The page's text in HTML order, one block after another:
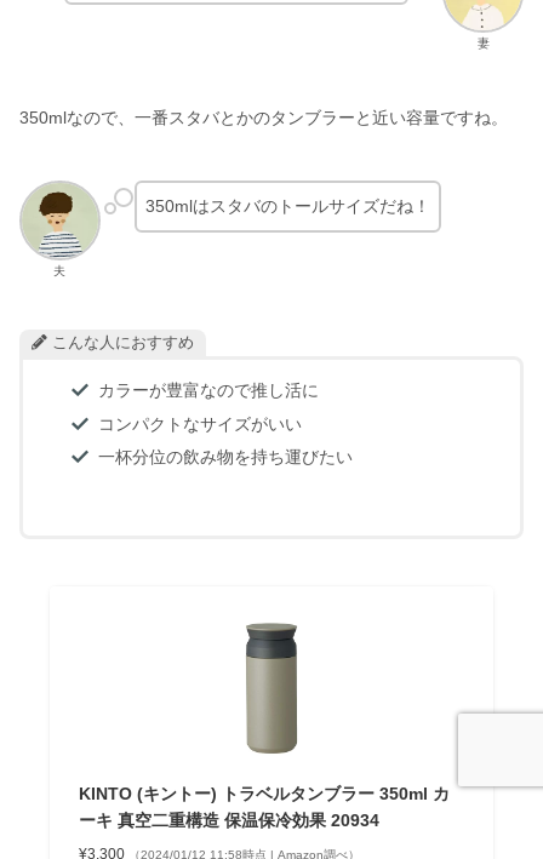
妻
350mlなので、一番スタバとかのタンブラーと近い容量ですね。
夫
350mlはスタバのトールサイズだね！
こんな人におすすめ
カラーが豊富なので推し活に
コンパクトなサイズがいい
一杯分位の飲み物を持ち運びたい
KINTO (キントー) トラベルタンブラー 350ml カ
ーキ 真空二重構造 保温保冷効果 20934
¥3,300 （2024/01/12 11:58時点 | Amazon調べ）